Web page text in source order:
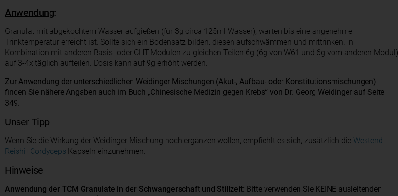
Anwendung:
Granulat mit abgekochtem Wasser aufgießen (für 3g circa 125ml Wasser), warten bis eine angenehme
Trinktemperatur erreicht ist. Sollte sich ein Bodensatz bilden, diesen aufschwämmen und mittrinken. In
Kombination mit anderen Basis- oder CHT-Modulen zu gleichen Teilen 6g (6g von W61 und 6g vom anderen Modul)
auf 3-4x täglich aufteilen. Dosis kann auf 9g erhöht werden.
Zur Anwendung der unterschiedlichen Weidinger Mischungen (Akut-, Aufbau- oder Konstitutionsmischungen)
finden Sie nähere Angaben auch im Buch „Chinesische Medizin gegen Krebs“ von Dr. Georg Weidinger auf Seite
349.
Unser Tipp
Wenn Sie die Wirkung der Weidinger Mischung noch ergänzen wollen, empfiehlt es sich, zusätzlich die Westend
Reishi+Cordyceps Kapseln einzunehmen.
Hinweise
Anwendung der TCM Granulate in der Schwangerschaft und Stillzeit: Bitte verwenden Sie KEINE ausleitenden